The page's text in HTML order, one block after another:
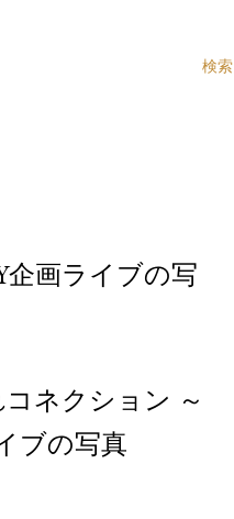
検索
画ライブの写
ネクション ～
ブの写真